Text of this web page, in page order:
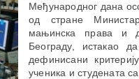
Међународног дана
од стране
мањинска права и
Београду, истакао
дефинисани
ученика и студената